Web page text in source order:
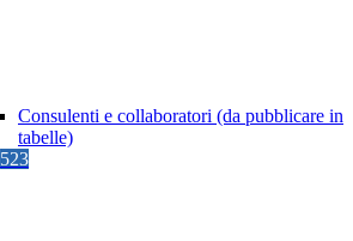
Consulenti e collaboratori (da pubblicare in
tabelle)
523